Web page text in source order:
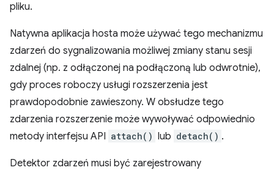
pliku.
Natywna aplikacja hosta może używać tego mechanizmu
zdarzeń do sygnalizowania możliwej zmiany stanu sesji
zdalnej (np. z odłączonej na podłączoną lub odwrotnie),
gdy proces roboczy usługi rozszerzenia jest
prawdopodobnie zawieszony. W obsłudze tego
zdarzenia rozszerzenie może wywoływać odpowiednio
metody interfejsu API attach() lub detach() .
Detektor zdarzeń musi być zarejestrowany